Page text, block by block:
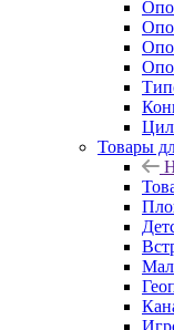
Товары